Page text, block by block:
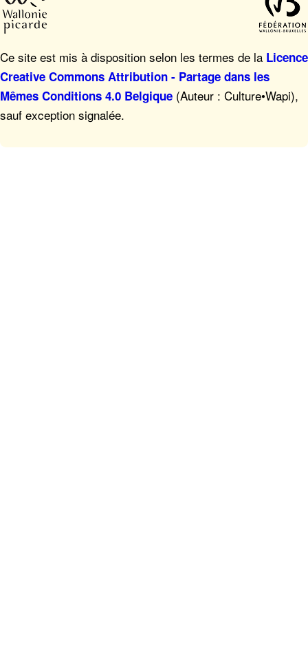
Ce site est mis à disposition selon les termes de la Licence
Creative Commons Attribution - Partage dans les
Mêmes Conditions 4.0 Belgique (Auteur : Culture•Wapi),
sauf exception signalée.